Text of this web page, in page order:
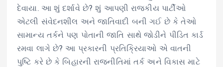
દેવાયા. આ શું દર્શાવે છે? શું આપણી રાજકીય પાર્ટીઓ
એટલી સંવેદનશીલ અને જાતિવાદી બની ગઈ છે કે તેઓ
સામાન્ય તર્કને પણ પોતાની જાતિ સાથે જોડીને પીડિત કાર્ડ
રમવા લાગે છે? આ પ્રકારની પ્રતિક્રિયાઓ એ વાતની
પુષ્ટિ કરે છે કે બિહારની રાજનીતિમાં તર્ક અને વિકાસ માટે